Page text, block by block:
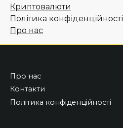
Криптовалюти
Політика конфіденційності
Про нас
Про нас
Контакти
Політика конфіденційності